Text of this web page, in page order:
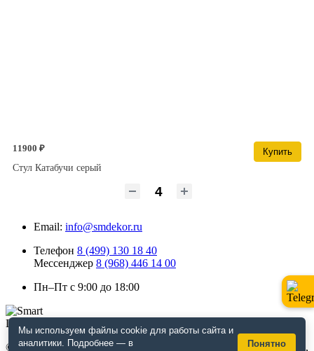
11900 ₽
Купить
Стул Катабучи серый
Email: info@smdekor.ru
Телефон 8 (499) 130 18 40
Мессенджер 8 (968) 446 14 00
Пн–Пт с 9:00 до 18:00
© 2026 г. Москва. Дизайнерская мебель для кафе и ресторанов,
Мы используем файлы cookie для работы сайта и
аналитики. Подробнее — в
Понятно